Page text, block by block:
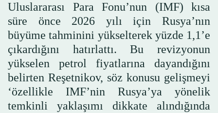
Uluslararası Para Fonu’nun (IMF) kısa
süre önce 2026 yılı için Rusya’nın
büyüme tahminini yükselterek yüzde 1,1’e
çıkardığını hatırlattı. Bu revizyonun
yükselen petrol fiyatlarına dayandığını
belirten Reşetnikov, söz konusu gelişmeyi
‘özellikle IMF’nin Rusya’ya yönelik
temkinli yaklaşımı dikkate alındığında